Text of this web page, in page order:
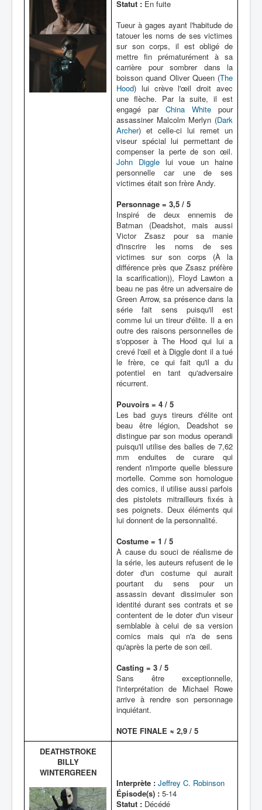
Statut : En fuite
Tueur à gages ayant l'habitude de
tatouer les noms de ses victimes
sur son corps, il est obligé de
mettre fin prématurément à sa
carrière pour sombrer dans la
boisson quand Oliver Queen (The
Hood) lui crève l'œil droit avec
une flèche. Par la suite, il est
engagé par China White pour
assassiner Malcolm Merlyn (Dark
Archer) et celle-ci lui remet un
viseur spécial lui permettant de
compenser la perte de son œil.
John Digglelui voue un haine
personnelle car une de ses
victimes était son frère Andy.
Personnage = 3,5 / 5
Inspiré de deux ennemis de
Batman (Deadshot, mais aussi
Victor Zsasz pour sa manie
d'inscrire les noms de ses
victimes sur son corps (À la
différence près que Zsasz préfère
la scarification)), Floyd Lawton a
beau ne pas être un adversaire de
Green Arrow, sa présence dans la
série fait sens puisqu'il est
comme lui un tireur d'élite. Il a en
outre des raisons personnelles de
s'opposer à The Hood qui lui a
crevé l'œil et à Diggle dont il a tué
le frère, ce qui fait qu'il a du
potentiel en tant qu'adversaire
récurrent.
Pouvoirs = 4 / 5
Les bad guys tireurs d'élite ont
beau être légion, Deadshot se
distingue par son modus operandi
puisqu'il utilise des balles de 7,62
mm enduites de curare qui
rendent n'importe quelle blessure
mortelle. Comme son homologue
des comics, il utilise aussi parfois
des pistolets mitrailleurs fixés à
ses poignets. Deux éléments qui
lui donnent de la personnalité.
Costume = 1 / 5
À cause du souci de réalisme de
la série, les auteurs refusent de le
doter d'un costume qui aurait
pourtant du sens pour un
assassin devant dissimuler son
identité durant ses contrats et se
contentent de le doter d'un viseur
semblable à celui de sa version
comics mais qui n'a de sens
qu'après la perte de son œil.
Casting = 3 / 5
Sans être exceptionnelle,
l'interprétation de Michael Rowe
arrive à rendre son personnage
inquiétant.
NOTE FINALE ≈ 2,9 / 5
DEATHSTROKE
BILLY
WINTERGREEN
Interprète : Jeffrey C. Robinson
Épisode(s) : 5-14
Statut : Décédé